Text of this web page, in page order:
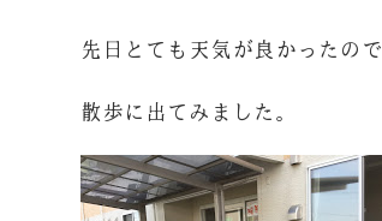
先日とても天気が良かったので
散歩に出てみました。